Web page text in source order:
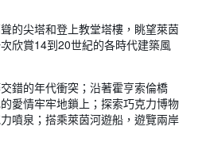
的尖塔和登上教堂塔樓，眺望萊茵
欣賞14到20世紀的各時代建築風
錯的年代衝突；沿著霍亨索倫橋
愛情牢牢地鎖上；探索巧克力博物
噴泉；搭乘萊茵河遊船，遊覽兩岸